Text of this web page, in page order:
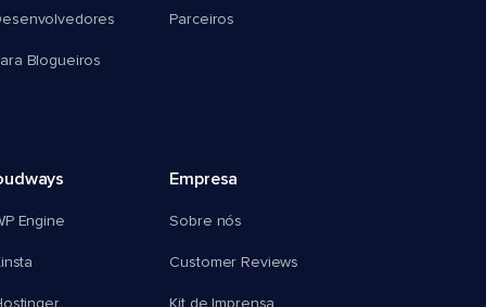
Blogueiros
Parceiros
Engine
Empresa
Sobre nós
Customer Reviews